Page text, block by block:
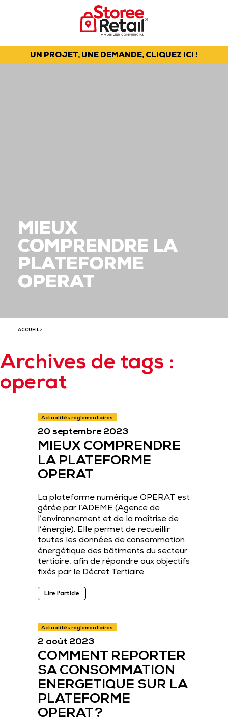
UN PROJET, UNE DEMANDE, CLIQUEZ ICI !
MIEUX
COMPRENDRE LA
PLATEFORME
OPERAT
ACCUEIL>
Archives de tags :
operat
Actualités règlementaires
20 septembre 2023
MIEUX COMPRENDRE
LA PLATEFORME
OPERAT
La plateforme numérique OPERAT est
gérée par l’ADEME (Agence de
l’environnement et de la maîtrise de
l’énergie). Elle permet de recueillir
toutes les données de consommation
énergétique des bâtiments du secteur
tertiaire, afin de répondre aux objectifs
fixés par le Décret Tertiaire.
Lire l'article
Actualités règlementaires
2 août 2023
COMMENT REPORTER
SA CONSOMMATION
ENERGETIQUE SUR LA
PLATEFORME
OPERAT ?